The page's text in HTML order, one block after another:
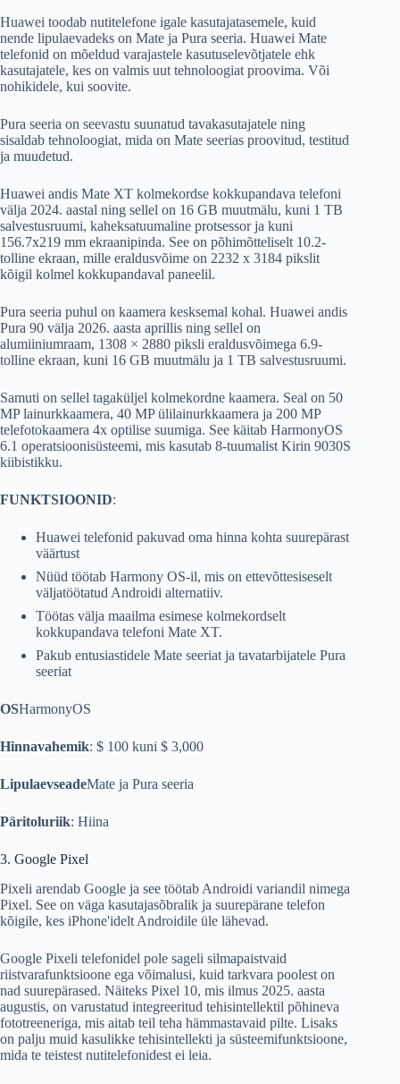
Huawei toodab nutitelefone igale kasutajatasemele, kuid
nende lipulaevadeks on Mate ja Pura seeria. Huawei Mate
telefonid on mõeldud varajastele kasutuselevõtjatele ehk
kasutajatele, kes on valmis uut tehnoloogiat proovima. Või
nohikidele, kui soovite.
Pura seeria on seevastu suunatud tavakasutajatele ning
sisaldab tehnoloogiat, mida on Mate seerias proovitud, testitud
ja muudetud.
Huawei andis Mate XT kolmekordse kokkupandava telefoni
välja 2024. aastal ning sellel on 16 GB muutmälu, kuni 1 TB
salvestusruumi, kaheksatuumaline protsessor ja kuni
156.7x219 mm ekraanipinda. See on põhimõtteliselt 10.2-
tolline ekraan, mille eraldusvõime on 2232 x 3184 pikslit
kõigil kolmel kokkupandaval paneelil.
Pura seeria puhul on kaamera kesksemal kohal. Huawei andis
Pura 90 välja 2026. aasta aprillis ning sellel on
alumiiniumraam, 1308 × 2880 piksli eraldusvõimega 6.9-
tolline ekraan, kuni 16 GB muutmälu ja 1 TB salvestusruumi.
Samuti on sellel tagaküljel kolmekordne kaamera. Seal on 50
MP lainurkkaamera, 40 MP ülilainurkkaamera ja 200 MP
telefotokaamera 4x optilise suumiga. See käitab HarmonyOS
6.1 operatsioonisüsteemi, mis kasutab 8-tuumalist Kirin 9030S
kiibistikku.
FUNKTSIOONID:
Huawei telefonid pakuvad oma hinna kohta suurepärast
väärtust
Nüüd töötab Harmony OS-il, mis on ettevõttesiseselt
väljatöötatud Androidi alternatiiv.
Töötas välja maailma esimese kolmekordselt
kokkupandava telefoni Mate XT.
Pakub entusiastidele Mate seeriat ja tavatarbijatele Pura
seeriat
OSHarmonyOS
Hinnavahemik: $ 100 kuni $ 3,000
LipulaevseadeMate ja Pura seeria
Päritoluriik: Hiina
3. Google Pixel
Pixeli arendab Google ja see töötab Androidi variandil nimega
Pixel. See on väga kasutajasõbralik ja suurepärane telefon
kõigile, kes iPhone'idelt Androidile üle lähevad.
Google Pixeli telefonidel pole sageli silmapaistvaid
riistvarafunktsioone ega võimalusi, kuid tarkvara poolest on
nad suurepärased. Näiteks Pixel 10, mis ilmus 2025. aasta
augustis, on varustatud integreeritud tehisintellektil põhineva
fototreeneriga, mis aitab teil teha hämmastavaid pilte. Lisaks
on palju muid kasulikke tehisintellekti ja süsteemifunktsioone,
mida te teistest nutitelefonidest ei leia.